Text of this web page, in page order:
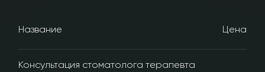
Название Цена
Консультация стоматолога терапевта